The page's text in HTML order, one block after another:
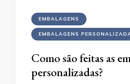
EMBALAGENS
EMBALAGENS
Como são feitas as
personalizadas?